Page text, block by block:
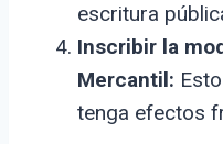
escritura
Inscribir la
Mercantil:
tenga efectos